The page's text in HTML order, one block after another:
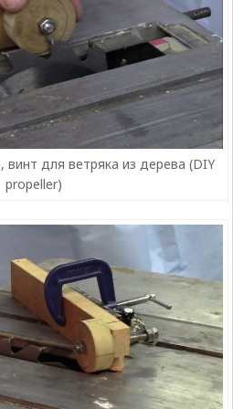
винт для ветряка из дерева (DIY
propeller)